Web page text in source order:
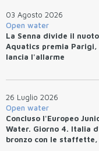
03 Agosto 2026
Open water
La Senna divide il
Aquatics premia
lancia l'allarme
26 Luglio 2026
Open water
Concluso l'Europeo
Water. Giorno 4. Italia
bronzo con le staffette,